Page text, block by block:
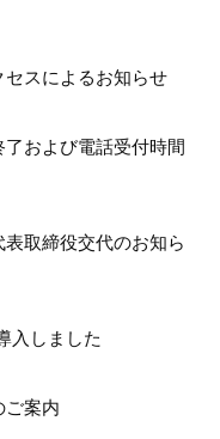
セスによるお知らせ
了および電話受付時間
表取締役交代のお知ら
入しました
ご案内